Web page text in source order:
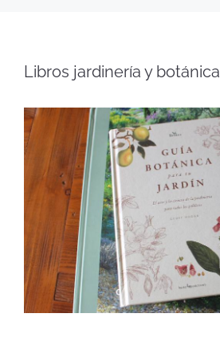
Libros jardinería y botánica